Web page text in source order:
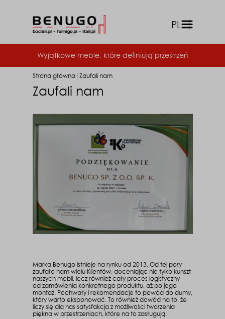
PLfront.menu
Wyjątkowe meble, które definiują przestrzeń
Strona główna Zaufali nam
Zaufali nam
Marka Benugo istnieje na rynku od 2013. Od tej pory
zaufało nam wielu Klientów, doceniając nie tylko kunszt
naszych mebli, lecz również cały proces logistyczny –
od zamówienia konkretnego produktu, aż po jego
montaż. Pochwały i rekomendacje to powód do dumy,
który warto eksponować. To również dowód na to, że
liczy się dla nas satysfakcja z możliwości tworzenia
piękna w przestrzeniach, które na to zasługują.